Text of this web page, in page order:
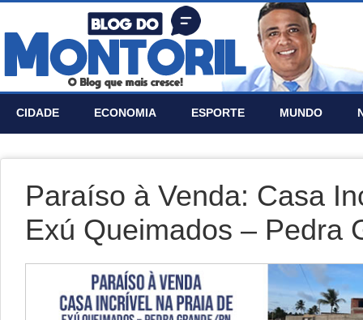
CIDADE ECONOMIA ESPORTE MUNDO
Paraíso à Venda: Casa
Exú Queimados – Pedra